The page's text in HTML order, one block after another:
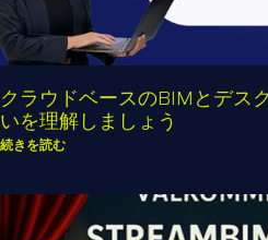
クラウドベースのBIMとデス
いを理解しましょう
続きを読む